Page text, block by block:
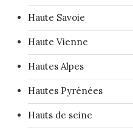
Haute Savoie
Haute Vienne
Hautes Alpes
Hautes Pyrénées
Hauts de seine